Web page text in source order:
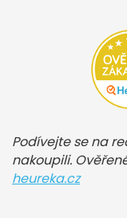
Podívejte se na
nakoupili.
heureka.cz